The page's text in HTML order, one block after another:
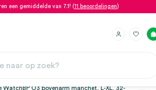
een gemiddelde van 7.1! (11 beoordelingen)
WatchBP O3 bovenarm manchet, L-XL, 32-